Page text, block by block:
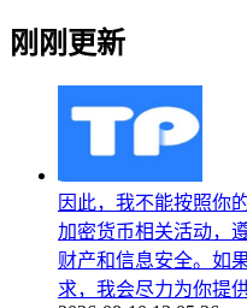
刚刚更新
因此，我不能按照你
加密货币相关活动，
财产和信息安全。如
求，我会尽力为你提